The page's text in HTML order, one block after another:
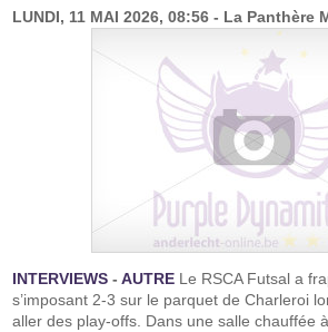
LUNDI, 11 MAI 2026, 08:56 - La Panthère
INTERVIEWS -AUTRE Le RSCA Futsal a
s’imposant 2-3 sur le parquet de Charleroi
aller des play-offs. Dans une salle chauffée